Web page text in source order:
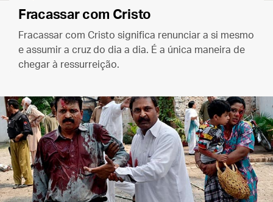
Fracassar com Cristo
Fracassar com Cristo significa renunciar a si mesmo
e assumir a cruz do dia a dia. É a única maneira de
chegar à ressurreição.